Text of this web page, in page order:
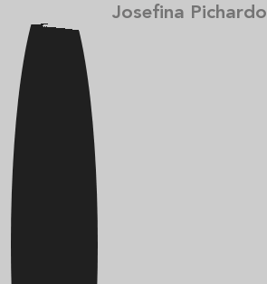
Josefina Pichardo